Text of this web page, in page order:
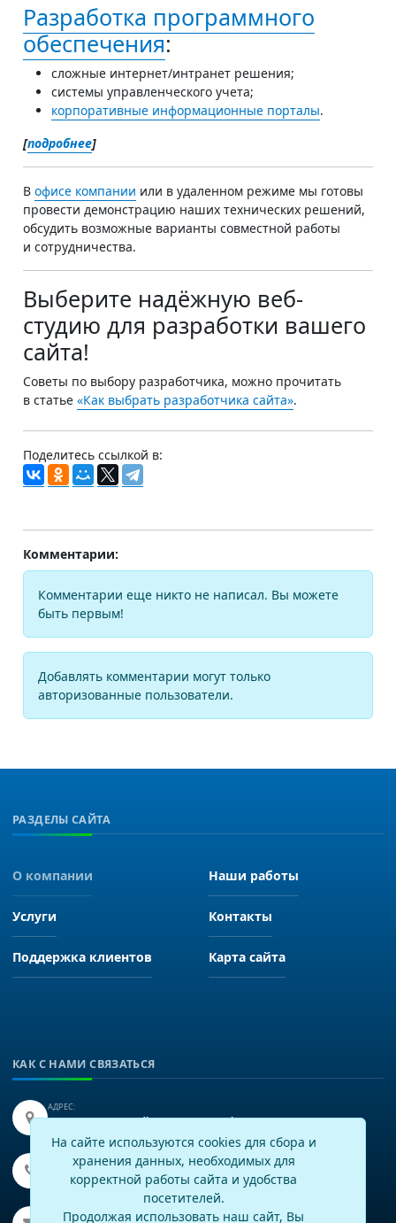
Разработка программного
обеспечения:
сложные интернет/интранет решения;
системы управленческого учета;
корпоративные информационные порталы.
[подробнее]
В офисе компании или в удаленном режиме мы готовы
провести демонстрацию наших технических решений,
обсудить возможные варианты совместной работы
и сотрудничества.
Выберите надёжную веб-
студию для разработки вашего
сайта!
Советы по выбору разработчика, можно прочитать
в статье «Как выбрать разработчика сайта».
Поделитесь ссылкой в:
Комментарии:
Комментарии еще никто не написал. Вы можете
быть первым!
Добавлять комментарии могут только
авторизованные пользователи.
РАЗДЕЛЫ САЙТА
О компании Наши работы
Услуги Контакты
Поддержка клиентов Карта сайта
КАК С НАМИ СВЯЗАТЬСЯ
АДРЕС:
Иркутск, улица Байкальская 249, офис 225.
ТЕЛЕФОН:
+7(3952)43-60-16
EMAIL:
На сайте используются cookies для сбора и
хранения данных, необходимых для
корректной работы сайта и удобства
посетителей.
Продолжая использовать наш сайт, Вы